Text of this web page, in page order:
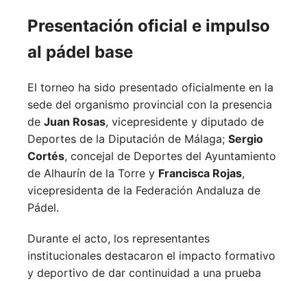
Presentación oficial e impulso
al pádel base
El torneo ha sido presentado oficialmente en la
sede del organismo provincial con la presencia
de Juan Rosas, vicepresidente y diputado de
Deportes de la Diputación de Málaga; Sergio
Cortés, concejal de Deportes del Ayuntamiento
de Alhaurín de la Torre y Francisca Rojas,
vicepresidenta de la Federación Andaluza de
Pádel.
Durante el acto, los representantes
institucionales destacaron el impacto formativo
y deportivo de dar continuidad a una prueba